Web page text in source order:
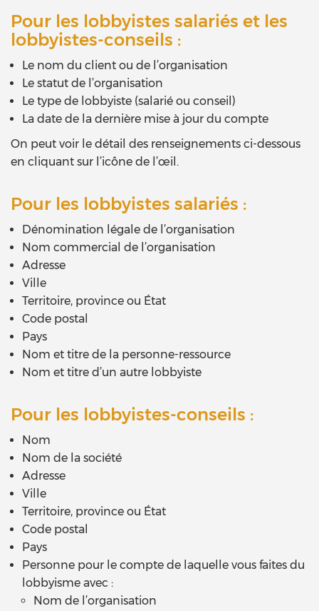
Pour les lobbyistes salariés et les
lobbyistes-conseils :
Le nom du client ou de l’organisation
Le statut de l’organisation
Le type de lobbyiste (salarié ou conseil)
La date de la dernière mise à jour du compte
On peut voir le détail des renseignements ci-dessous
en cliquant sur l’icône de l’œil.
Pour les lobbyistes salariés :
Dénomination légale de l’organisation
Nom commercial de l’organisation
Adresse
Ville
Territoire, province ou État
Code postal
Pays
Nom et titre de la personne-ressource
Nom et titre d’un autre lobbyiste
Pour les lobbyistes-conseils :
Nom
Nom de la société
Adresse
Ville
Territoire, province ou État
Code postal
Pays
Personne pour le compte de laquelle vous faites du
lobbyisme avec :
Nom de l’organisation